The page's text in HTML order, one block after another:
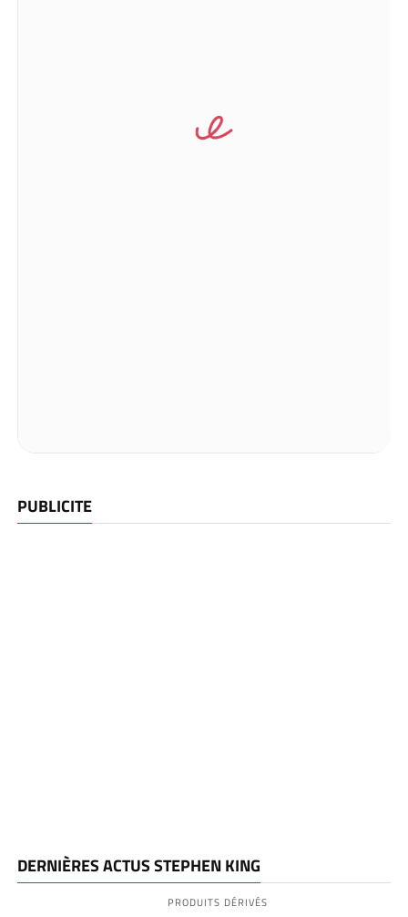
PUBLICITE
DERNIÈRES ACTUS STEPHEN KING
PRODUITS DÉRIVÉS